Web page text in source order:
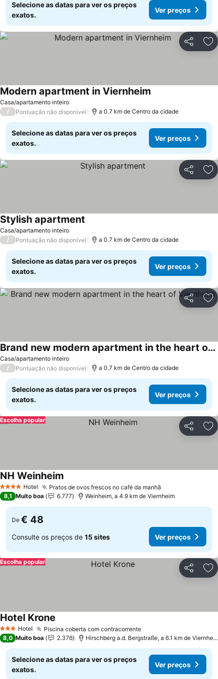
Selecione as datas para ver os preços
exatos.
Ver preços
Partilhar
Casa/apartamento inteiro
Modern apartment in Viernheim
/ Pontuação não disponível a 0.7 km de Centro da cidade
Selecione as datas para ver os preços
exatos.
Ver preços
Partilhar
Casa/apartamento inteiro
Stylish apartment
/ Pontuação não disponível a 0.7 km de Centro da cidade
Selecione as datas para ver os preços
exatos.
Ver preços
Partilhar
Casa/apartamento inteiro
Brand new modern apartment in the heart of Viernheim
Ver preços
/ Pontuação não disponível a 0.7 km de Centro da cidade
Selecione as datas para ver os preços
exatos.
Ver preços
Partilhar
Escolha popular
4 EstrelasHotel Pratos de ovos frescos no café da manhã
NH Weinheim
8,1 Muito boa 6.777 Weinheim, a 4.9 km de Viernheim
De € 48
Consulte os preços de 15 sites Ver preços
Partilhar
Escolha popular
3 EstrelasHotel Piscina coberta com contracorrenteVer preços
Hotel Krone
8,0 Muito boa 2.376 Hirschberg a.d. Bergstraße, a 6.1 km de
Selecione as datas para ver os preços
exatos.
Ver preços